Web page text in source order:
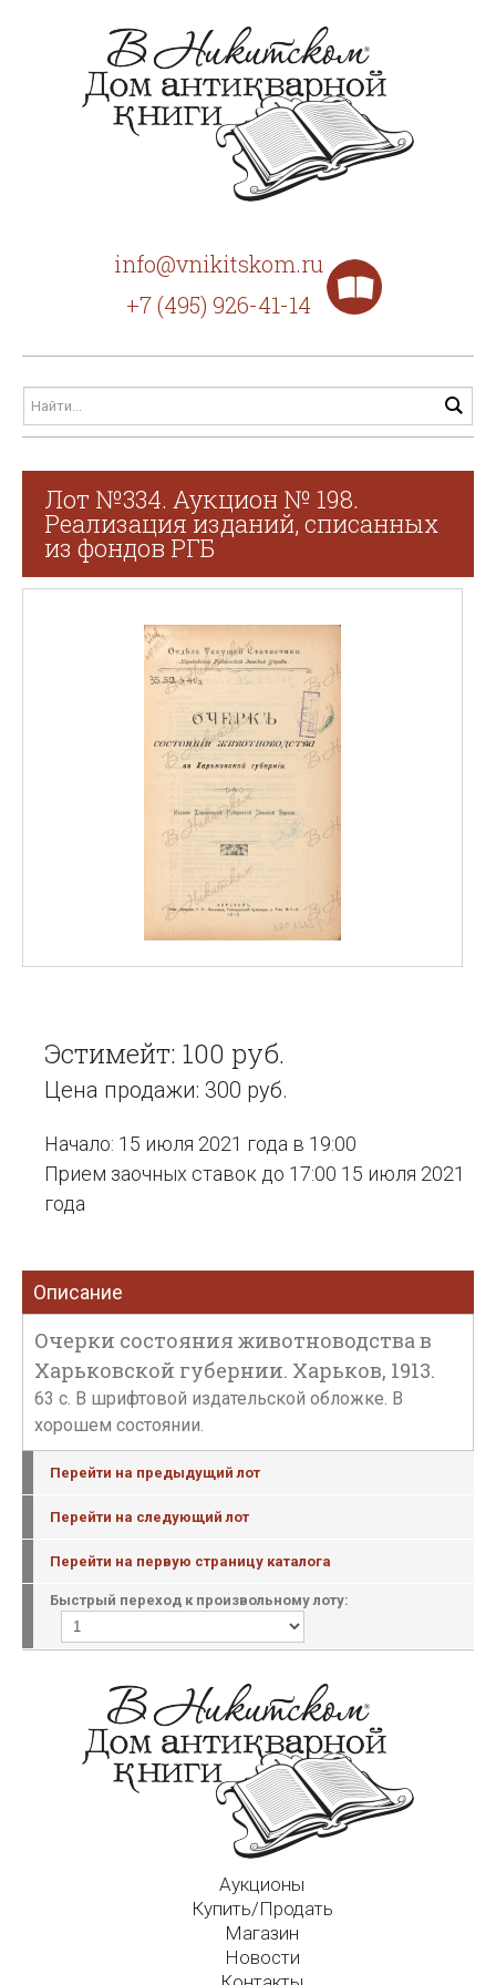
info@vnikitskom.ru
+7 (495) 926-41-14
Лот №334. Аукцион № 198.
Реализация изданий, списанных
из фондов РГБ
Эстимейт: 100 руб.
Цена продажи: 300 руб.
Начало: 15 июля 2021 года в 19:00
Прием заочных ставок до 17:00 15 июля 2021
года
Описание
Очерки состояния животноводства в
Харьковской губернии. Харьков, 1913.
63 с. В шрифтовой издательской обложке. В
хорошем состоянии.
Перейти на предыдущий лот
Перейти на следующий лот
Перейти на первую страницу каталога
Быстрый переход к произвольному лоту:
Аукционы
Купить/Продать
Магазин
Новости